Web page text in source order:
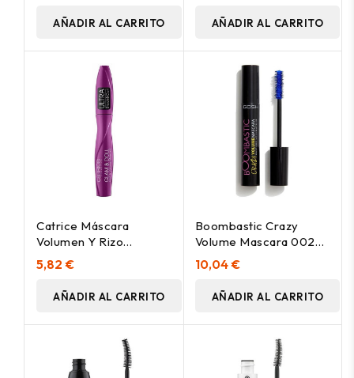
AÑADIR AL CARRITO AÑADIR AL CARRITO
Catrice Máscara
Volumen Y Rizo
Glamour Doll 010 Black
10Ml
5,82 €
AÑADIR AL CARRITO
Boombastic Crazy
Volume Mascara 002
Crazy Blue 13 Ml
10,04 €
AÑADIR AL CARRITO